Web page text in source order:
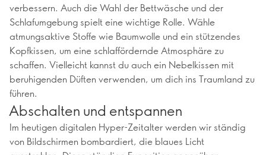
verbessern. Auch die Wahl der Bettwäsche und der
Schlafumgebung spielt eine wichtige Rolle. Wähle
atmungsaktive Stoffe wie Baumwolle und ein stützendes
Kopfkissen, um eine schlaffördernde Atmosphäre zu
schaffen. Vielleicht kannst du auch ein Nebelkissen mit
beruhigenden Düften verwenden, um dich ins Traumland zu
führen.
Abschalten und entspannen
Im heutigen digitalen Hyper-Zeitalter werden wir ständig
von Bildschirmen bombardiert, die blaues Licht